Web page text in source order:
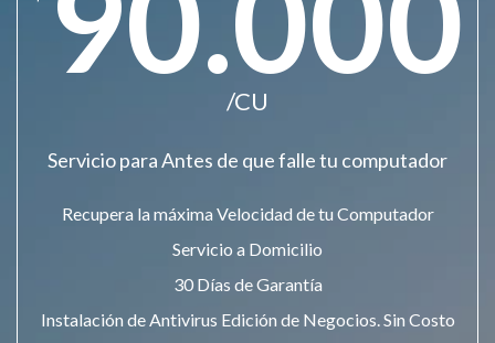
/CU
Servicio para Antes de que falle tu computador
Recupera la máxima Velocidad de tu Computador
Servicio a Domicilio
30 Días de Garantía
Instalación de Antivirus Edición de Negocios. Sin Costo